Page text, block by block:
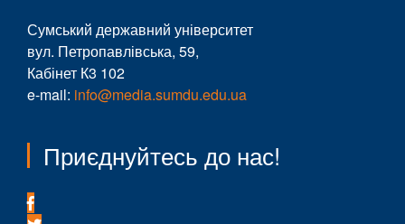
Сумський державний університет
вул. Петропавлівська, 59,
Кабінет К3 102
e-mail: info@media.sumdu.edu.ua
Приєднуйтесь до нас!